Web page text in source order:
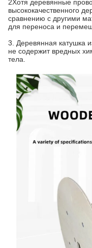
2Хотя деревянные
высококачественного
сравнению с другими
для переноса и
3. Деревянная катушка
не содержит вредных
тела.